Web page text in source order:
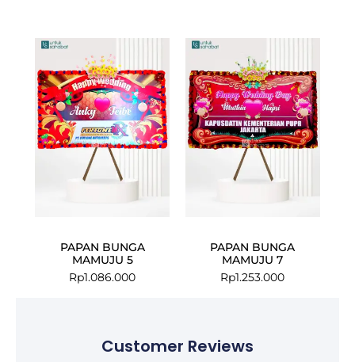
PAPAN BUNGA
MAMUJU 5
Rp1.086.000
PAPAN BUNGA
MAMUJU 7
Rp1.253.000
Customer Reviews